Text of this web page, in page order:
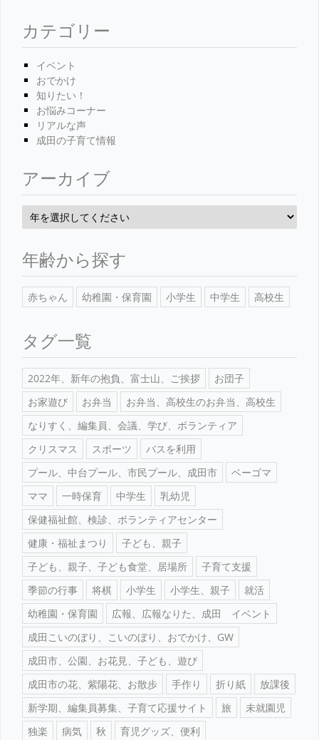
カテゴリー
イベント
おでかけ
知りたい！
お悩みコーナー
リアルな声
成田の子育て情報
アーカイブ
年齢から探す
赤ちゃん 幼稚園・保育園 小学生 中学生 高校生
タグ一覧
2022年、新年の抱負、富士山、ご挨拶
お団子
お家遊び
お弁当
お弁当、高校生のお弁当、高校生
なりすく、編集員、会議、学び、ボランティア
クリスマス
スポーツ
バスを利用
プール、中台プール、市民プール、成田市
ベーゴマ
ママ
一時保育 中学生
乳幼児
保健福祉館、検診、ボランティアセンター
健康・福祉まつり
子ども、親子
子ども、親子、子ども食堂、居場所
子育て支援
季節の行事
将棋 小学生 小学生、親子
就活
幼稚園・保育園
広報、広報なりた、成田 イベント
成田こいのぼり、こいのぼり、おでかけ、GW
成田市、公園、お花見、子ども、遊び
成田市の花、紫陽花、お散歩
手作り 折り紙
放課後
新学期、編集員募集、子育て応援サイト
旅
未就園児
独楽
病気 秋 育児グッズ、便利